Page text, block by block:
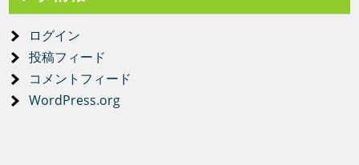
ログイン
投稿フィード
コメントフィード
WordPress.org